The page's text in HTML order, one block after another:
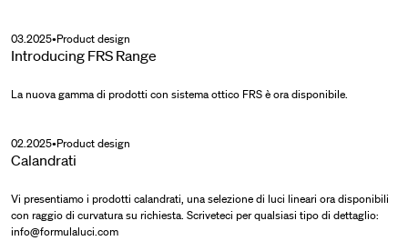
03.2025•Product design
Introducing FRS Range
La nuova gamma di prodotti con sistema ottico FRS è ora disponibile.
02.2025•Product design
Calandrati
Vi presentiamo i prodotti calandrati, una selezione di luci lineari ora disponibili
con raggio di curvatura su richiesta. Scriveteci per qualsiasi tipo di dettaglio:
info@formulaluci.com